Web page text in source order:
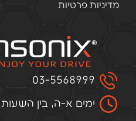
מדיניות פרטיות
03-5568999
ימים א-ה, בין השעות 9:00-16:00